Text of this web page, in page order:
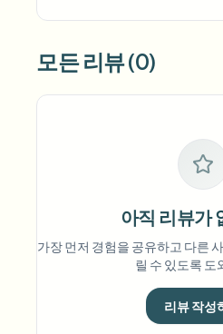
모든 리뷰 (0)
아직 리뷰가
가장 먼저 경험을 공유하고 다른
릴 수 있도록 도
리뷰 작성